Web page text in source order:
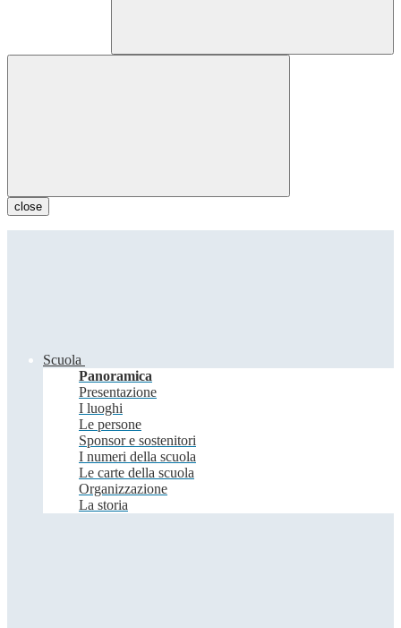
close
Scuola
Panoramica
Presentazione
I luoghi
Le persone
Sponsor e sostenitori
I numeri della scuola
Le carte della scuola
Organizzazione
La storia